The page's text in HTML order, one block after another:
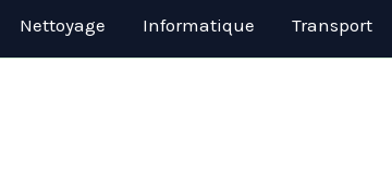
Nettoyage Informatique Transport